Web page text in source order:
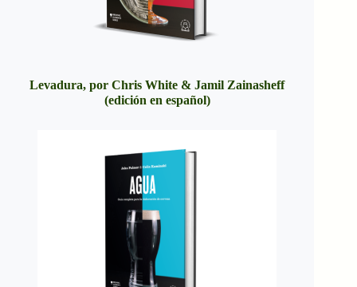
Levadura, por Chris White & Jamil Zainasheff
(edición en español)